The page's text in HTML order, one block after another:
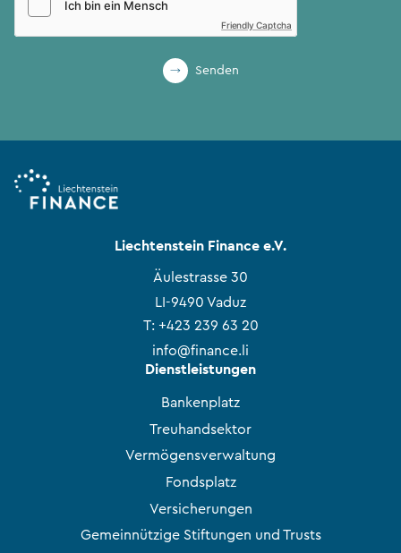
Friendly Captcha
Senden
Liechtenstein Finance e.V.
Äulestrasse 30
LI-9490 Vaduz
T: +423 239 63 20
info@finance.li
Dienstleistungen
Bankenplatz
Treuhandsektor
Vermögensverwaltung
Fondsplatz
Versicherungen
Gemeinnützige Stiftungen und Trusts